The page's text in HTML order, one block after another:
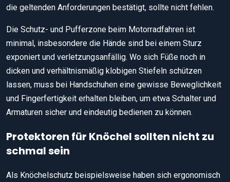
die geltenden Anforderungen bestätigt, sollte nicht fehlen.
Die Schutz- und Pufferzone beim Motorradfahren ist
minimal, insbesondere die Hände sind bei einem Sturz
exponiert und verletzungsanfällig. Wo sich Füße noch in
dicken und verhältnismäßig klobigen Stiefeln schützen
lassen, muss bei Handschuhen eine gewisse Beweglichkeit
und Fingerfertigkeit erhalten bleiben, um etwa Schalter und
Armaturen sicher und eindeutig bedienen zu können.
Protektoren für Knöchel sollten nicht zu
schmal sein
Als Knöchelschutz beispielsweise haben sich ergonomisch